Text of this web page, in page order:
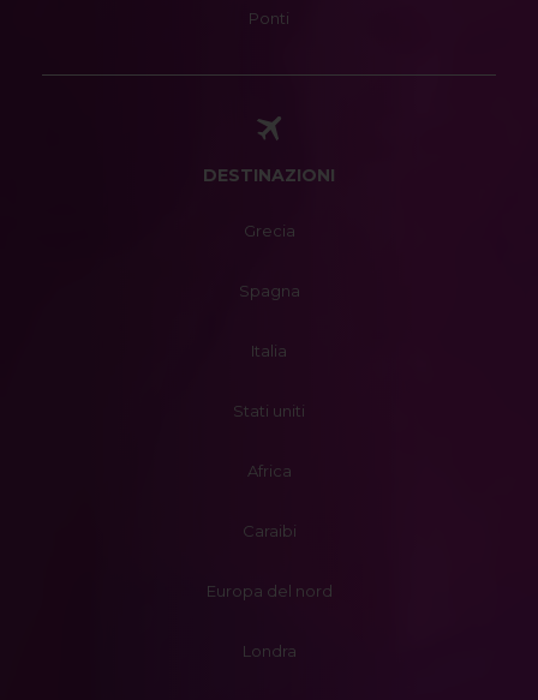
Ponti
DESTINAZIONI
Grecia
Spagna
Italia
Stati uniti
Africa
Caraibi
Europa del nord
Londra